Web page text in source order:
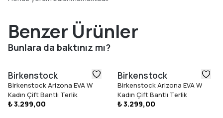
ve süet olanlar için özel fırça/silgi kullanın) ve oda sıcaklığında
kurumaya bırakın.
İlk Kullanım: Suya dayanıklılığı artırmak için ilk kullanımdan önce
alışması içinkısa aralıklarla, yavaş yavaş giyin. Kullandıkça
esneyecek, deri bantlar yumuşayacak ve iç taban ayağınıza
uyum sağlayacaktır.
Benzer Ürünler
Bunlara da baktınız mı?
Birkenstock
Birkenstock Arizona EVA W
Kadın Çift Bantlı Terlik
₺ 3.299,00
Birkenstock
Birkenstock Arizona EVA W
Kadın Çift Bantlı Terlik
₺ 3.299,00